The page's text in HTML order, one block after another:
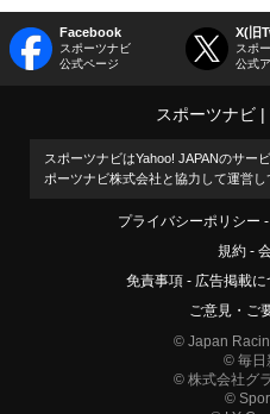
Facebook
スポーツナビ
公式ページ
X(旧
スポ
公式
スポーツナビ
スポーツナビはYahoo! JAPANのサー
ポーツナビ株式会社と協力して運営し
プライバシーポリシー
規約
免責事項
広告掲載に
ご意見・ご
© Japan
© 毎日
© 株式会社グ
©